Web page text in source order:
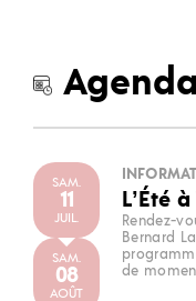
Agenda
SAM.
11
JUIL.
SAM.
08
AOÛT
L’Été
Rendez-
Bernard
de